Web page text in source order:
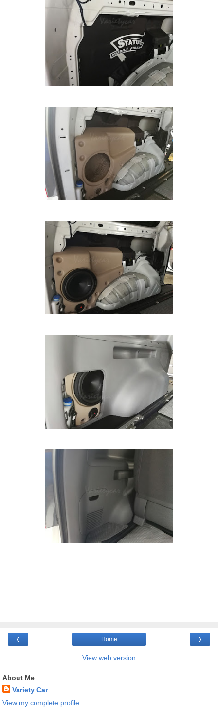
‹ ›
Home
View web version
About Me
Variety Car
View my complete profile